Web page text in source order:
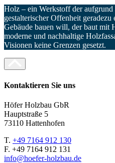
Holz – ein Werkstoff der
gestalterischer Offenheit
Gebäude bauen will, der baut mit
moderne und nachhaltige
Visionen keine Grenzen gesetzt.
Kontaktieren Sie uns
Höfer Holzbau GbR
Hauptstraße 5
73110 Hattenhofen
T. +49 7164 912 130
F. +49 7164 912 131
info@hoefer-holzbau.de